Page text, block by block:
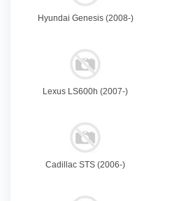
Hyundai Genesis (2008-)
Lexus LS600h (2007-)
Cadillac STS (2006-)